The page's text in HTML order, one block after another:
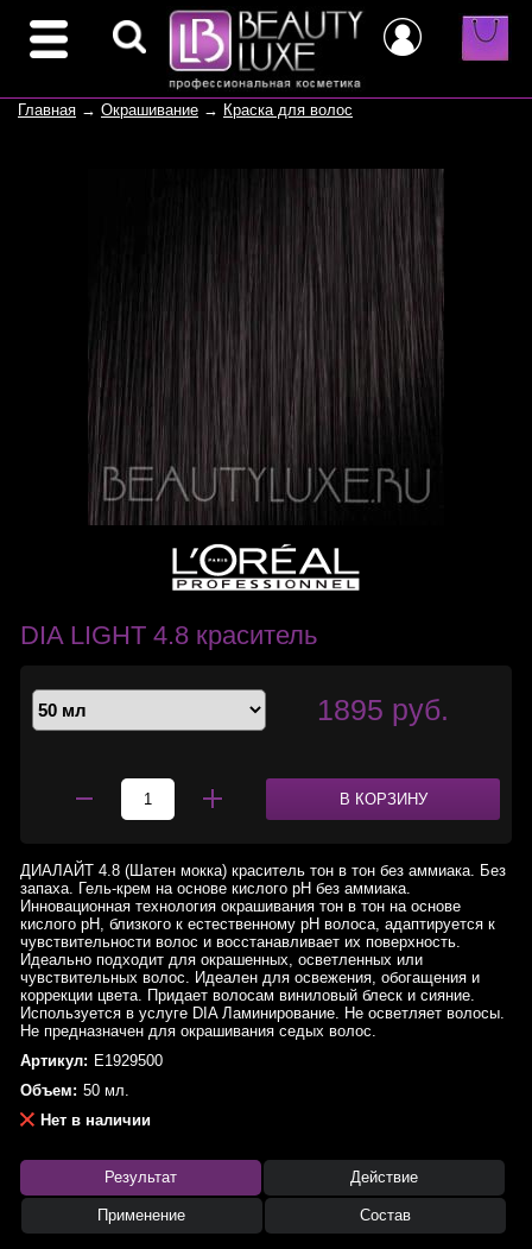
Главная → Окрашивание → Краска для волос
DIA LIGHT 4.8 краситель
1895 руб.
В КОРЗИНУ
ДИАЛАЙТ 4.8 (Шатен мокка) краситель тон в тон без аммиака. Без
запаха. Гель-крем на основе кислого pH без аммиака.
Инновационная технология окрашивания тон в тон на основе
кислого pH, близкого к естественному pH волоса, адаптируется к
чувствительности волос и восстанавливает их поверхность.
Идеально подходит для окрашенных, осветленных или
чувствительных волос. Идеален для освежения, обогащения и
коррекции цвета. Придает волосам виниловый блеск и сияние.
Используется в услуге DIA Ламинирование. Не осветляет волосы.
Не предназначен для окрашивания седых волос.
Артикул: E1929500
Объем: 50 мл.
Нет в наличии
Результат Действие
Применение Состав